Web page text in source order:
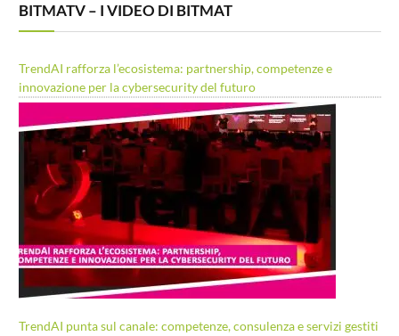
BITMATV – I VIDEO DI BITMAT
TrendAI rafforza l’ecosistema: partnership, competenze e
innovazione per la cybersecurity del futuro
TrendAI punta sul canale: competenze, consulenza e servizi gestiti